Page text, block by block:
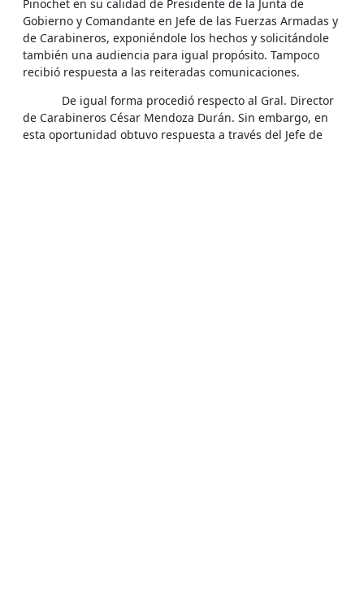
Pinochet en su calidad de Presidente de la Junta de
Gobierno y Comandante en Jefe de las Fuerzas Armadas y
de Carabineros, exponiéndole los hechos y solicitándole
también una audiencia para igual propósito. Tampoco
recibió respuesta a las reiteradas comunicaciones.
De igual forma procedió respecto al Gral. Director
de Carabineros César Mendoza Durán. Sin embargo, en
esta oportunidad obtuvo respuesta a través del Jefe de